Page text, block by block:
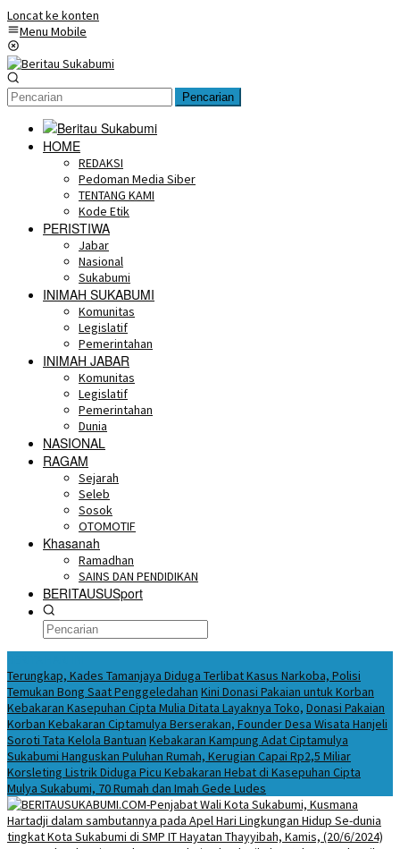
Loncat ke konten
Menu Mobile
Pencarian
HOME
REDAKSI
Pedoman Media Siber
TENTANG KAMI
Kode Etik
PERISTIWA
Jabar
Nasional
Sukabumi
INIMAH SUKABUMI
Komunitas
Legislatif
Pemerintahan
INIMAH JABAR
Komunitas
Legislatif
Pemerintahan
Dunia
NASIONAL
RAGAM
Sejarah
Seleb
Sosok
OTOMOTIF
Khasanah
Ramadhan
SAINS DAN PENDIDIKAN
BERITAUSUSport
Terungkap, Kades Tamanjaya Diduga Terlibat Kasus Narkoba, Polisi
Temukan Bong Saat Penggeledahan Kini Donasi Pakaian untuk Korban
Kebakaran Kasepuhan Cipta Mulia Ditata Layaknya Toko, Donasi Pakaian
Korban Kebakaran Ciptamulya Berserakan, Founder Desa Wisata Hanjeli
Soroti Tata Kelola Bantuan Kebakaran Kampung Adat Ciptamulya
Sukabumi Hanguskan Puluhan Rumah, Kerugian Capai Rp2,5 Miliar
Korsleting Listrik Diduga Picu Kebakaran Hebat di Kasepuhan Cipta
Mulya Sukabumi, 70 Rumah dan Imah Gede Ludes